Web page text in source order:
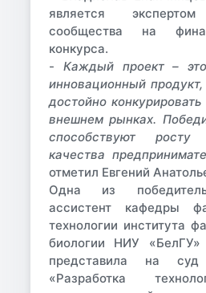
является
сообщества на
конкурса.
- Каждый проект –
инновационный
достойно
внешнем рынках.
способствуют
качества
отметил Евгений
Одна из
ассистент кафедры
технологии института
биологии НИУ «БелГУ»
представила на
«Разработка